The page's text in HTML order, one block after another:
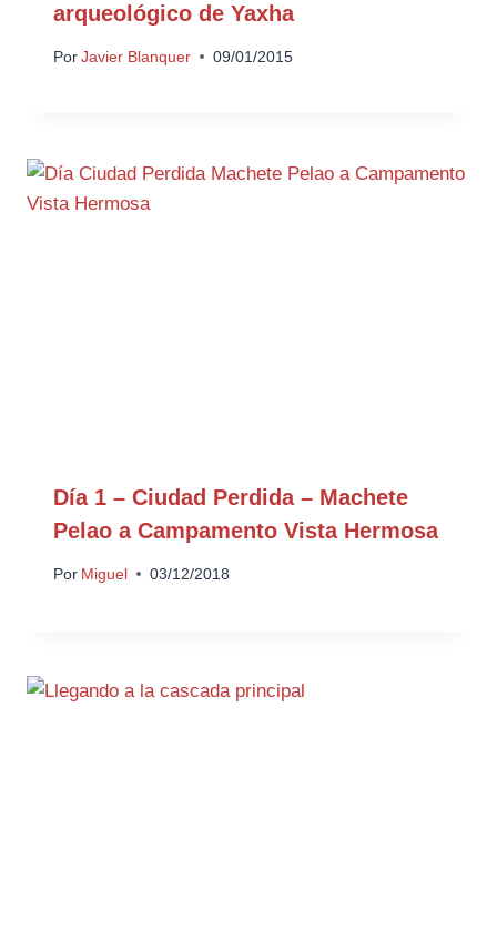
arqueológico de Yaxha
Por Javier Blanquer 09/01/2015
Día 1 – Ciudad Perdida – Machete
Pelao a Campamento Vista Hermosa
Por Miguel 03/12/2018